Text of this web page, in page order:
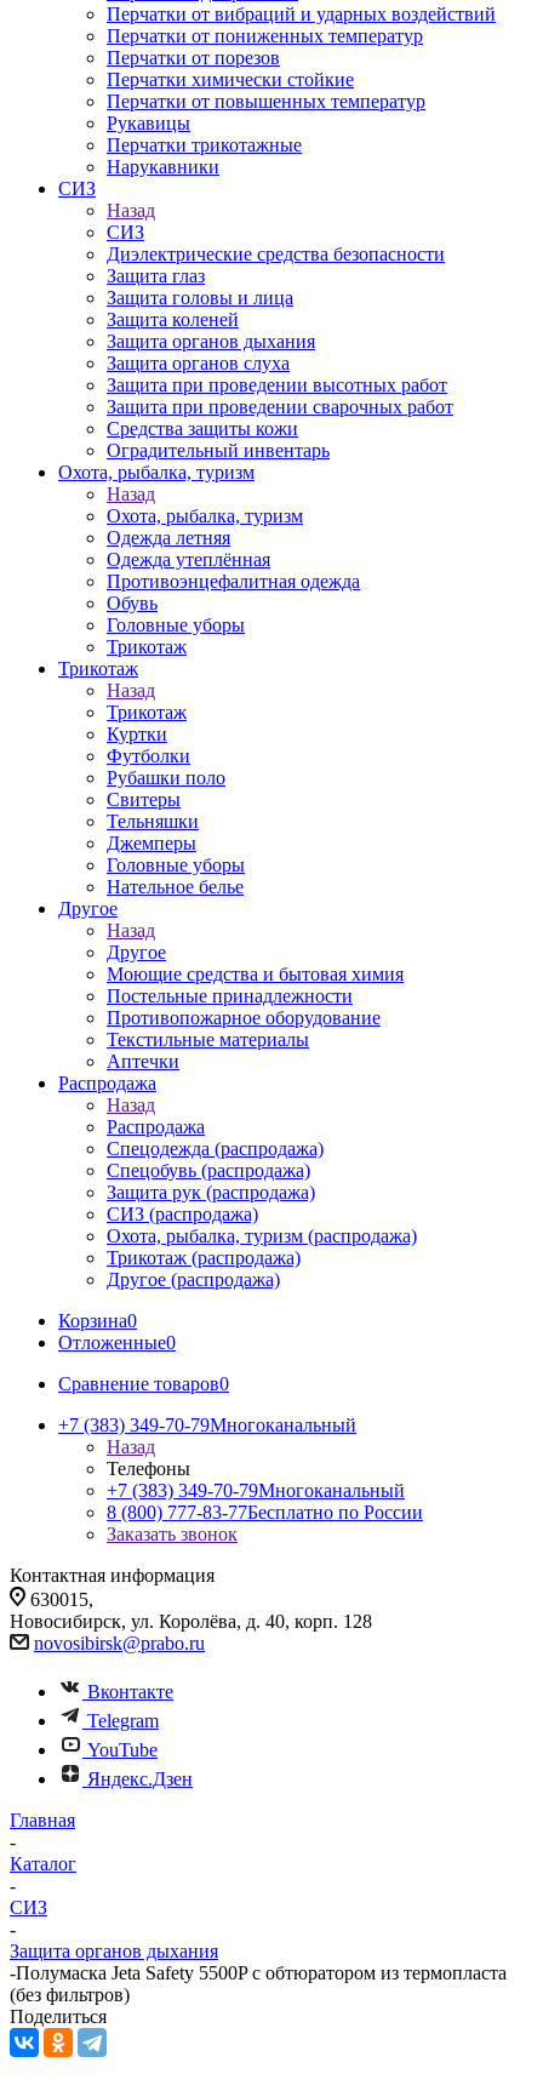
Перчатки от вибраций и ударных воздействий
Перчатки от пониженных температур
Перчатки от порезов
Перчатки химически стойкие
Перчатки от повышенных температур
Рукавицы
Перчатки трикотажные
Нарукавники
СИЗ
Назад
СИЗ
Диэлектрические средства безопасности
Защита глаз
Защита головы и лица
Защита коленей
Защита органов дыхания
Защита органов слуха
Защита при проведении высотных работ
Защита при проведении сварочных работ
Средства защиты кожи
Оградительный инвентарь
Охота, рыбалка, туризм
Назад
Охота, рыбалка, туризм
Одежда летняя
Одежда утеплённая
Противоэнцефалитная одежда
Обувь
Головные уборы
Трикотаж
Трикотаж
Назад
Трикотаж
Куртки
Футболки
Рубашки поло
Свитеры
Тельняшки
Джемперы
Головные уборы
Нательное белье
Другое
Назад
Другое
Моющие средства и бытовая химия
Постельные принадлежности
Противопожарное оборудование
Текстильные материалы
Аптечки
Распродажа
Назад
Распродажа
Спецодежда (распродажа)
Спецобувь (распродажа)
Защита рук (распродажа)
СИЗ (распродажа)
Охота, рыбалка, туризм (распродажа)
Трикотаж (распродажа)
Другое (распродажа)
Корзина0
Отложенные0
Сравнение товаров0
+7 (383) 349-70-79Многоканальный
Назад
Телефоны
+7 (383) 349-70-79Многоканальный
8 (800) 777-83-77Бесплатно по России
Заказать звонок
Контактная информация
630015,
Новосибирск, ул. Королёва, д. 40, корп. 128
novosibirsk@prabo.ru
Вконтакте
Telegram
YouTube
Яндекс.Дзен
Главная
-
Каталог
-
СИЗ
-
Защита органов дыхания
-Полумаска Jeta Safety 5500P с обтюратором из термопласта
(без фильтров)
Поделиться